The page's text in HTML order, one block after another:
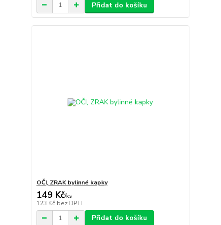
Přidat do košíku
OČI, ZRAK bylinné kapky
149 Kč/ks
123 Kč bez DPH
Přidat do košíku